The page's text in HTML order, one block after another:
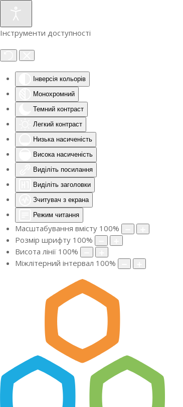
Інструменти доступності
Інверсія кольорів
Монохромний
Темний контраст
Легкий контраст
Низька насиченість
Висока насиченість
Виділіть посилання
Виділіть заголовки
Зчитувач з екрана
Режим читання
Масштабування вмісту 100%
Розмір шрифту 100%
Висота лінії 100%
Міжлітерний інтервал 100%